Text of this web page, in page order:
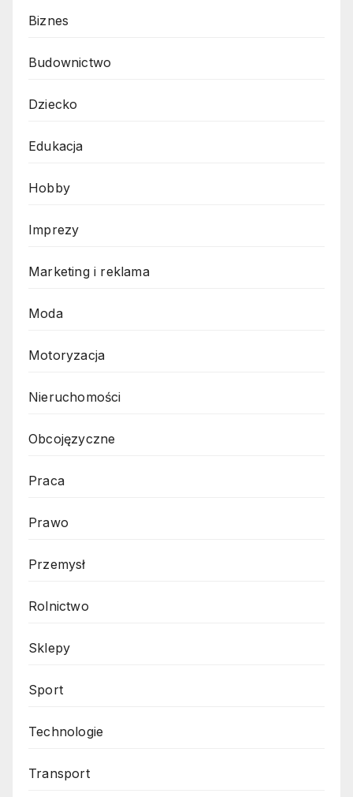
Biznes
Budownictwo
Dziecko
Edukacja
Hobby
Imprezy
Marketing i reklama
Moda
Motoryzacja
Nieruchomości
Obcojęzyczne
Praca
Prawo
Przemysł
Rolnictwo
Sklepy
Sport
Technologie
Transport